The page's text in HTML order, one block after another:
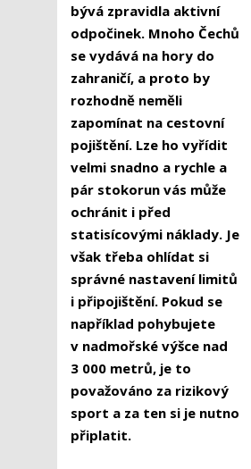
bývá zpravidla aktivní
odpočinek. Mnoho Čechů
se vydává na hory do
zahraničí, a proto by
rozhodně neměli
zapomínat na cestovní
pojištění. Lze ho vyřídit
velmi snadno a rychle a
pár stokorun vás může
ochránit i před
statisícovými náklady. Je
však třeba ohlídat si
správné nastavení limitů
i připojištění. Pokud se
například pohybujete
v nadmořské výšce nad
3 000 metrů, je to
považováno za rizikový
sport a za ten si je nutno
připlatit.